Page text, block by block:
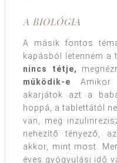
A BIOLÓGIA
A másik fontos
kapásból letenném a
nincs tétje,
működik-e. Amikor
akarjátok azt a
hoppá, a tablettától
van, meg
nehezítő tényező,
akkor, mint most.
éves gyógyulási idő